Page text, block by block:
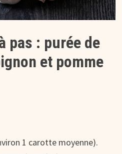
pas : purée de
et pomme
1 carotte moyenne).